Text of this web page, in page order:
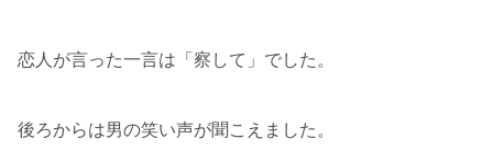
恋人が言った一言は「察して」でした。
後ろからは男の笑い声が聞こえました。